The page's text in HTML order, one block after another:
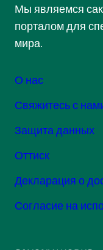
Мы являемся
порталом для
мира.
О нас
Свяжитесь с
Защита данных
Оттиск
Декларация о
Согласие на